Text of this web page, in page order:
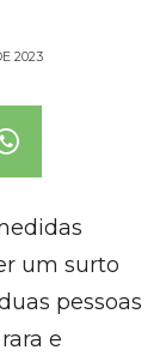
2023
um surto
pessoas
e